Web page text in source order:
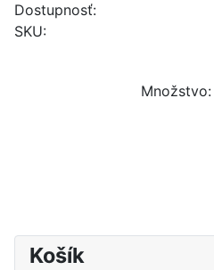
Dostupnosť:
SKU:
Množstvo:
Košík